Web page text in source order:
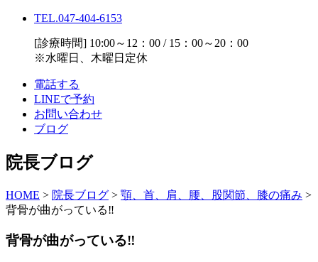
TEL.047-404-6153
[診療時間] 10:00～12：00 / 15：00～20：00
※水曜日、木曜日定休
電話する
LINEで予約
お問い合わせ
ブログ
院長ブログ
HOME > 院長ブログ > 顎、首、肩、腰、股関節、膝の痛み >
背骨が曲がっている‼️
背骨が曲がっている‼️